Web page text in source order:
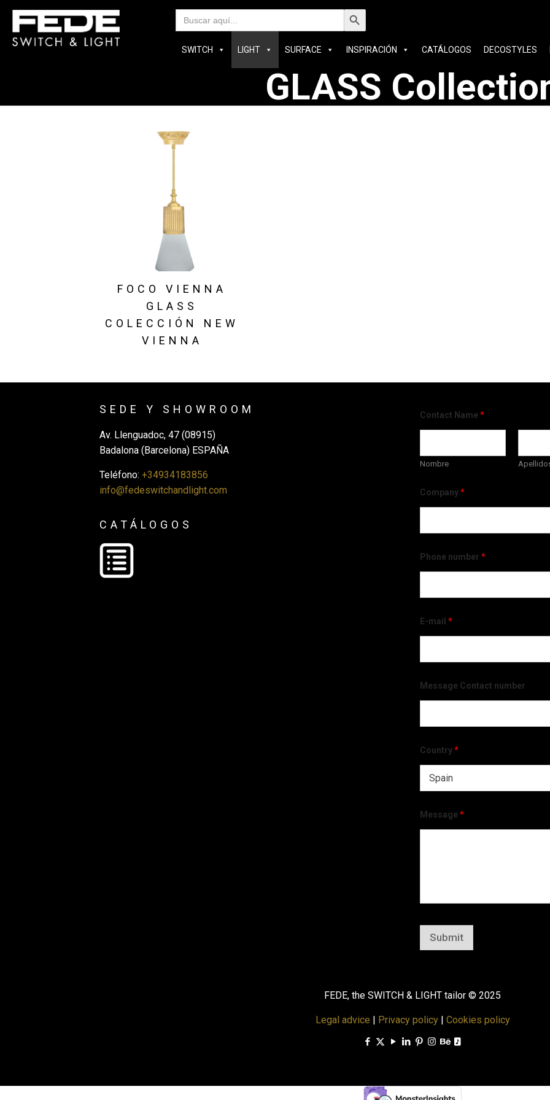
Buscar:
Botón de búsqueda
SWITCH LIGHT SURFACE INSPIRACIÓN CATÁLOGOS DECOSTYLES
GLASS
FOCO VIENNA
GLASS
COLECCIÓN NEW
VIENNA
SEDE Y SHOWROOM
Av. Llenguadoc, 47 (08915)
Badalona (Barcelona) ESPAÑA
Teléfono: +34934183856
info@fedeswitchandlight.com
CATÁLOGOS
Contact Name *
Nombre
Company*
Phone number *
E-mail *
Message Contact number
Country*
Message *
Submit
FEDE, the SWITCH & LIGHT tailor © 2025
Legal advice | Privacy policy| Cookies policy